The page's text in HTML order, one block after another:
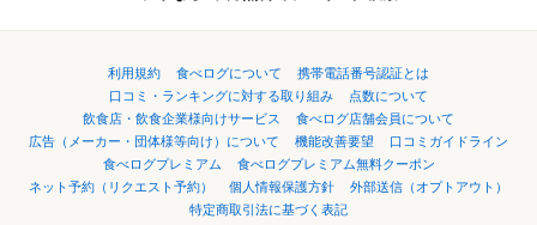
利用規約 食べログについて
携帯電話番号認証とは
口コミ・ランキングに対する取り組み
点数について
飲食店・飲食企業様向けサービス
食べログ店舗会員について
広告（メーカー・団体様等向け）について
機能改善要望
口コミガイドライン
食べログプレミアム
食べログプレミアム無料クーポン
ネット予約（リクエスト予約）
個人情報保護方針
外部送信（オプトアウト）
特定商取引法に基づく表記